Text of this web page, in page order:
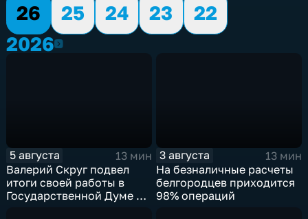
26
25 24 23
22
20262026
5 августа
13 мин
Валерий Скруг подвел
итоги своей работы в
Государственной Думе 8-
3 августа
13 мин
На безналичные расчеты
белгородцев приходится
98% операций